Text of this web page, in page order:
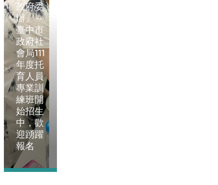
政府委
辦』～
臺中市
政府社
會局111
年度托
育人員
專業訓
練班開
始招生
中，歡
迎踴躍
報名